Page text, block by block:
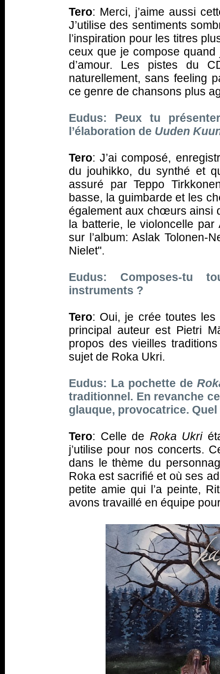
Tero: Merci, j’aime aussi
J’utilise des sentiments
l’inspiration pour les titres
ceux que je compose
d’amour. Les pistes du
naturellement, sans feeling
ce genre de chansons plus
Eudus: Peux tu
l’élaboration de Uuden
Tero: J’ai composé,
du jouhikko, du synthé et
assuré par Teppo
basse, la guimbarde et les
également aux chœurs ainsi
la batterie, le violoncelle par
sur l’album: Aslak Tolonen-
Nielet".
Eudus: Composes-tu
instruments ?
Tero: Oui, je crée toutes
principal auteur est Pietri
propos des vieilles
sujet de Roka Ukri.
Eudus: La pochette de
traditionnel. En revanche
glauque, provocatrice. Quel
Tero: Celle de Roka Ukri
j’utilise pour nos concerts.
dans le thème du
Roka est sacrifié et où ses
petite amie qui l’a peinte,
avons travaillé en équipe